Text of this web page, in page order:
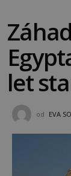
let
od EVA